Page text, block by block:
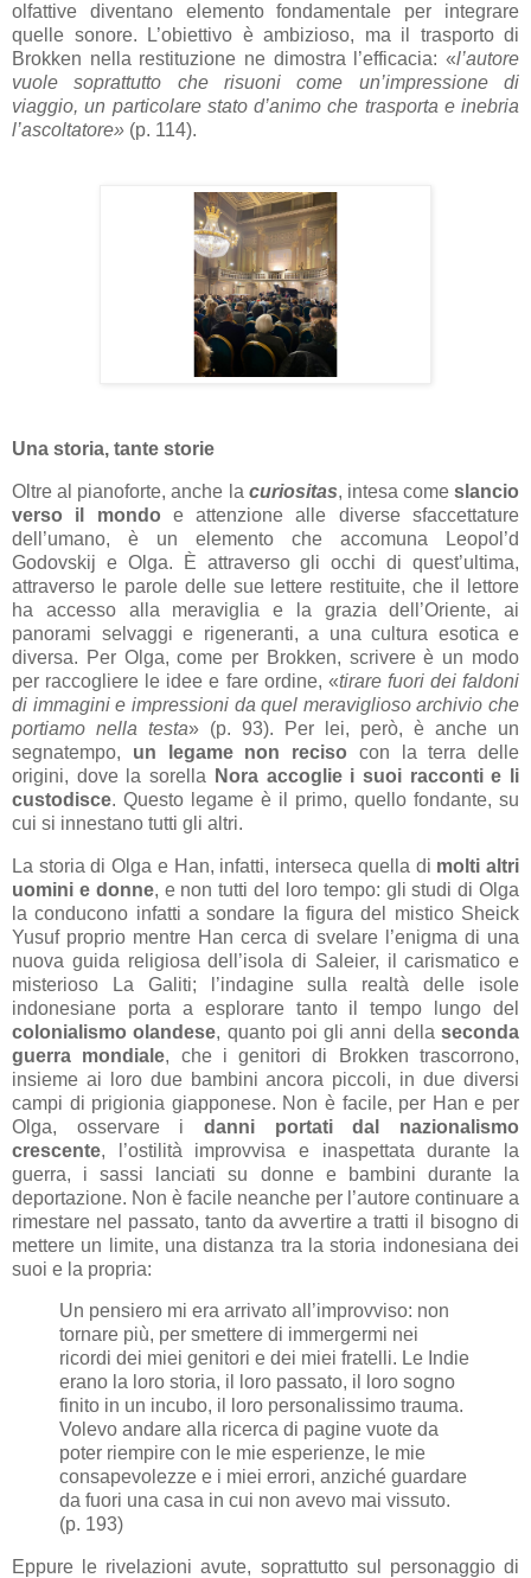
olfattive diventano elemento fondamentale per integrare
quelle sonore. L’obiettivo è ambizioso, ma il trasporto di
Brokken nella restituzione ne dimostra l’efficacia: «l’autore
vuole soprattutto che risuoni come un’impressione di
viaggio, un particolare stato d’animo che trasporta e inebria
l’ascoltatore» (p. 114).
Una storia, tante storie
Oltre al pianoforte, anche la curiositas, intesa come slancio
verso il mondo e attenzione alle diverse sfaccettature
dell’umano, è un elemento che accomuna Leopol’d
Godovskij e Olga. È attraverso gli occhi di quest’ultima,
attraverso le parole delle sue lettere restituite, che il lettore
ha accesso alla meraviglia e la grazia dell’Oriente, ai
panorami selvaggi e rigeneranti, a una cultura esotica e
diversa. Per Olga, come per Brokken, scrivere è un modo
per raccogliere le idee e fare ordine, «tirare fuori dei faldoni
di immagini e impressioni da quel meraviglioso archivio che
portiamo nella testa» (p. 93). Per lei, però, è anche un
segnatempo, un legame non reciso con la terra delle
origini, dove la sorella
Nora accoglie i suoi racconti e li
custodisce. Questo legame è il primo, quello fondante, su
cui si innestano tutti gli altri.
La storia di Olga e Han, infatti, interseca quella di molti altri
uomini e donne, e non tutti del loro tempo: gli studi di Olga
la conducono infatti a sondare la figura del mistico Sheick
Yusuf proprio mentre Han cerca di svelare l’enigma di una
nuova guida religiosa dell’isola di Saleier, il carismatico e
misterioso La Galiti; l’indagine sulla realtà delle isole
indonesiane porta a esplorare tanto il tempo lungo del
colonialismo olandese, quanto poi gli anni dellaseconda
guerra mondiale, che i genitori di Brokken trascorrono,
insieme ai loro due bambini ancora piccoli, in due diversi
campi di prigionia giapponese. Non è facile, per Han e per
Olga, osservare i danni portati dal nazionalismo
crescente, l’ostilità improvvisa e inaspettata durante la
guerra, i sassi lanciati su donne e bambini durante la
deportazione. Non è facile neanche per l’autore continuare a
rimestare nel passato, tanto da avvertire a tratti il bisogno di
mettere un limite, una distanza tra la storia indonesiana dei
suoi e la propria:
Un pensiero mi era arrivato all’improvviso: non
tornare più, per smettere di immergermi nei
ricordi dei miei genitori e dei miei fratelli. Le Indie
erano la loro storia, il loro passato, il loro sogno
finito in un incubo, il loro personalissimo trauma.
Volevo andare alla ricerca di pagine vuote da
poter riempire con le mie esperienze, le mie
consapevolezze e i miei errori, anziché guardare
da fuori una casa in cui non avevo mai vissuto.
(p. 193)
Eppure le rivelazioni avute, soprattutto sul personaggio di